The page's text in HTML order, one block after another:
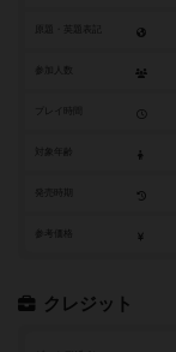
参加人数
参考価格
クレジット